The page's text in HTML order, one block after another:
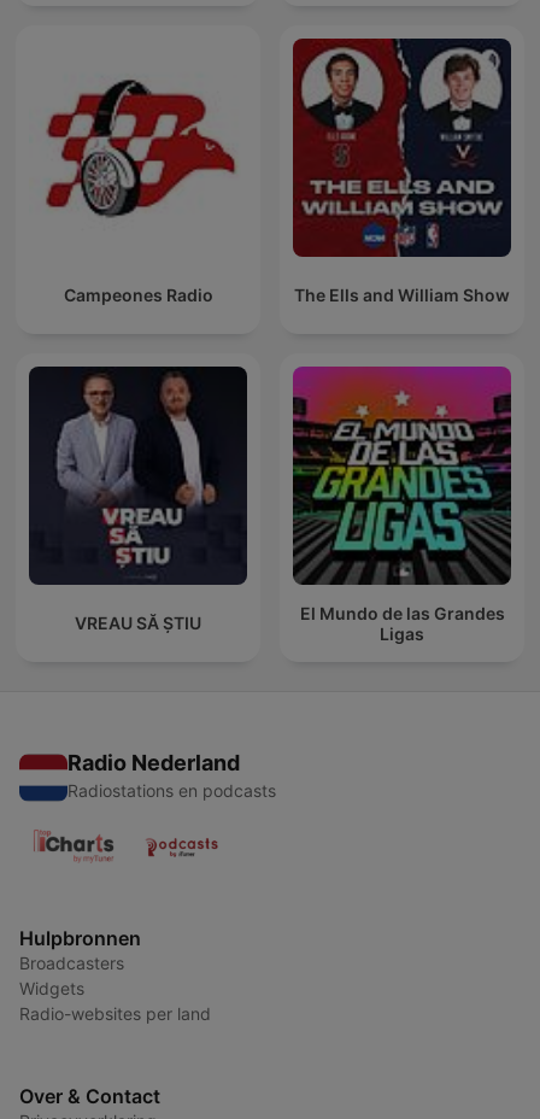
Campeones Radio The Ells and William Show
VREAU SĂ ȘTIU
El Mundo de las Grandes
Ligas
Radio Nederland
Radiostations en podcasts
Hulpbronnen
Broadcasters
Widgets
Radio-websites per land
Over & Contact